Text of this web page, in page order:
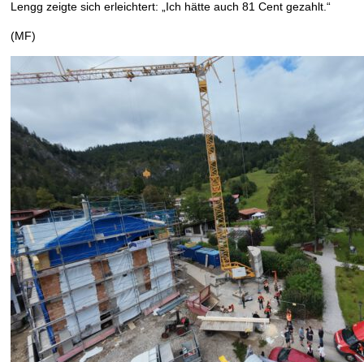
Lengg zeigte sich erleichtert: „Ich hätte auch 81 Cent gezahlt.“
(MF)